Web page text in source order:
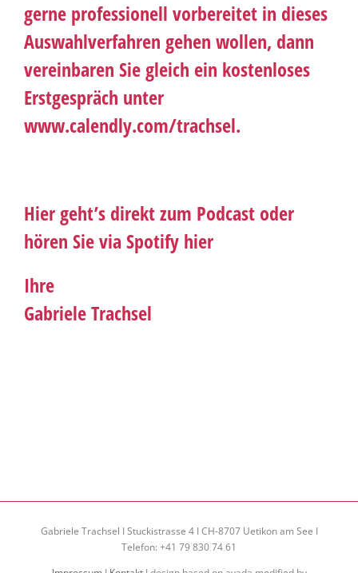
gerne professionell vorbereitet in dieses
Auswahlverfahren gehen wollen, dann
vereinbaren Sie gleich ein kostenloses
Erstgespräch unter
www.calendly.com/trachsel.
Hier geht’s direkt zum Podcast oder
hören Sie via Spotify hier
Ihre
Gabriele Trachsel
Gabriele Trachsel I Stuckistrasse 4 I CH-8707 Uetikon am See I
Telefon: +41 79 830 74 61